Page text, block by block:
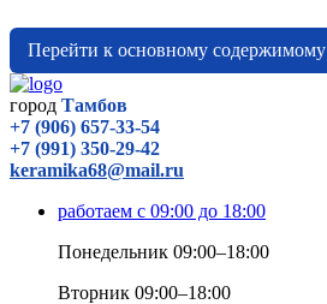
Перейти к основному содержимому
город Тамбов
+7 (906) 657-33-54
+7 (991) 350-29-42
keramika68@mail.ru
работаем с 09:00 до 18:00
Понедельник 09:00–18:00
Вторник 09:00–18:00